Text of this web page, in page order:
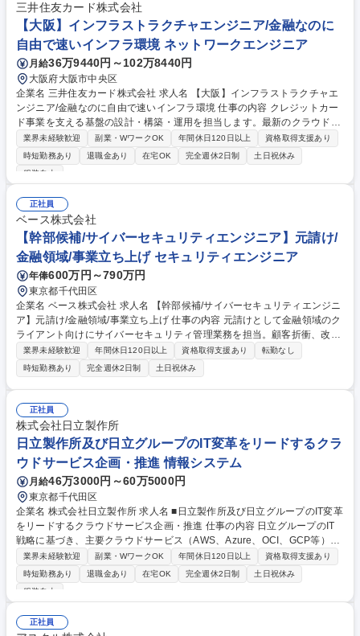
三井住友カード株式会社
【大阪】インフラストラクチャエンジニア/金融なのに
自由で速いインフラ環境 ネットワークエンジニア
月給36万9440円～102万8440円
大阪府大阪市中央区
企業名 三井住友カード株式会社 求人名 【大阪】インフラストラクチャエ
ンジニア/金融なのに自由で速いインフラ環境 仕事の内容 クレジットカー
ド事業を支える基盤の設計・構築・運用を担当します。最新のクラウド技
術とゼロトラストアーキテクチャを駆使し、「金融なのに自由で速い」イ
ンフラ環境を設計・実装する攻めのポジションです。 ■AWS・Azure・オ
ンプレを統合した高可用かつ高可観測なインフラの設計・構築と、IaCに
SaaSを快適に利用できる安全な開発専用環境（出島）の構築 ■SLO/SLIの
策定支援やDatadogによる監視の高度化、セキュリティガードレール実装
を通じたSREの実践 など 募集職種 【大阪】インフラストラクチャエンジ
ニア/金融なのに自由で速いインフラ環境
業界未経験歓迎 副業・WワークOK 年間休日120日以上
資格取得支援あり
時短勤務あり
退職金あり 在宅OK 完全週休2日制
土日祝休み
服装自由
正社員
ベース株式会社
【幹部候補/サイバーセキュリティエンジニア】元請け/
金融領域/事業立ち上げ セキュリティエンジニア
年俸600万円～790万円
東京都千代田区
企業名 ベース株式会社 求人名 【幹部候補/サイバーセキュリティエンジニ
ア】元請け/金融領域/事業立ち上げ 仕事の内容 元請けとして金融領域のク
ライアント向けにサイバーセキュリティ管理業務を担当。顧客折衝、改善
提案、業務方針の策定など裁量が大きく、将来の幹部候補として事業部門
の立ち上げや組織づくりにも携わります。 直接顧客と対話し、戦略を提案
するポジションです。(1)CSIRT支援：インシデント対応、脆弱性情報の収
集、ポリシー整備、改善提案など (2)SOC（監視・分析）：セキュリティ
アラート監視、解析、監視ルールの高度化、プロセス改善 (3)サイバーリ
スク管理：個別システムのリスクアセスメント、対策ロードマップ策定。
将来的には統括部門の設立や幹部候補として経営に関与するパスが広がっ
ています。 募集職種 【幹部候補/サイバーセキュリティエンジニア】元請
け/金融領域/事業立ち上げ
業界未経験歓迎 年間休日120日以上 資格取得支援あり
転勤なし
時短勤務あり
完全週休2日制 土日祝休み
正社員
株式会社日立製作所
日立製作所及び日立グループのIT変革をリードするクラ
ウドサービス企画・推進 情報システム
月給46万3000円～60万5000円
東京都千代田区
企業名 株式会社日立製作所 求人名 ■日立製作所及び日立グループのIT変革
をリードするクラウドサービス企画・推進 仕事の内容 日立グループのIT
戦略に基づき、主要クラウドサービス（AWS、Azure、OCI、GCP等）の
運用最適化や、最新のITSM・セキュリティ技術を活用した業務変革をリ
ードしていただきます。 プロジェクトの企画から推進、運用まで一貫して
携わり、グローバルなIT基盤の進化を現場から実現できるポジションで
たビジネス創出・サービス企画を推進。 ・関連部門やベンダーと連携し、
プロジェクトマネジメント・導入推進・運用改善をリード。 ・新たな通信
業界未経験歓迎 副業・WワークOK 年間休日120日以上
資格取得支援あり
時短勤務あり
退職金あり 在宅OK 完全週休2日制
土日祝休み
服装自由
正社員